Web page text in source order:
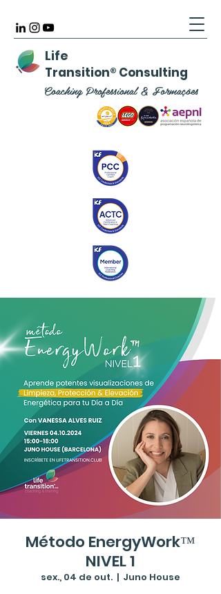
Life
Transition® Consulting
Coaching Professional & Formações
Método EnergyWork™
NIVEL 1
sex., 04 de out.
  |
Juno House